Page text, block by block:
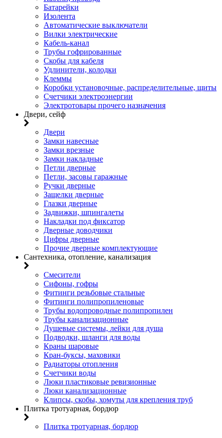
Батарейки
Изолента
Автоматические выключатели
Вилки электрические
Кабель-канал
Трубы гофрированные
Скобы для кабеля
Удлинители, колодки
Клеммы
Коробки установочные, распределительные, щиты
Счетчики электроэнергии
Электротовары прочего назначения
Двери, сейф
Двери
Замки навесные
Замки врезные
Замки накладные
Петли дверные
Петли, засовы гаражные
Ручки дверные
Защелки дверные
Глазки дверные
Задвижки, шпингалеты
Накладки под фиксатор
Дверные доводчики
Цифры дверные
Прочие дверные комплектующие
Сантехника, отопление, канализация
Смесители
Сифоны, гофры
Фитинги резьбовые стальные
Фитинги полипропиленовые
Трубы водопроводные полипропилен
Трубы канализационные
Душевые системы, лейки для душа
Подводки, шланги для воды
Краны шаровые
Кран-буксы, маховики
Радиаторы отопления
Счетчики воды
Люки пластиковые ревизионные
Люки канализационные
Клипсы, скобы, хомуты для крепления труб
Плитка тротуарная, бордюр
Плитка тротуарная, бордюр